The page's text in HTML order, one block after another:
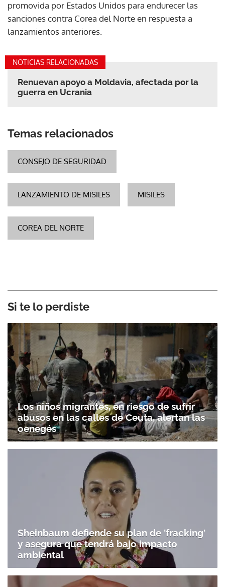
promovida por Estados Unidos para endurecer las
sanciones contra Corea del Norte en respuesta a
lanzamientos anteriores.
NOTICIAS RELACIONADAS
Renuevan apoyo a Moldavia, afectada por la
guerra en Ucrania
Temas relacionados
CONSEJO DE SEGURIDAD
LANZAMIENTO DE MISILES MISILES
COREA DEL NORTE
Si te lo perdiste
Los niños migrantes, en riesgo de sufrir
abusos en las calles de Ceuta, alertan las
oenegés
Sheinbaum defiende su plan de 'fracking'
y asegura que tendrá bajo impacto
ambiental